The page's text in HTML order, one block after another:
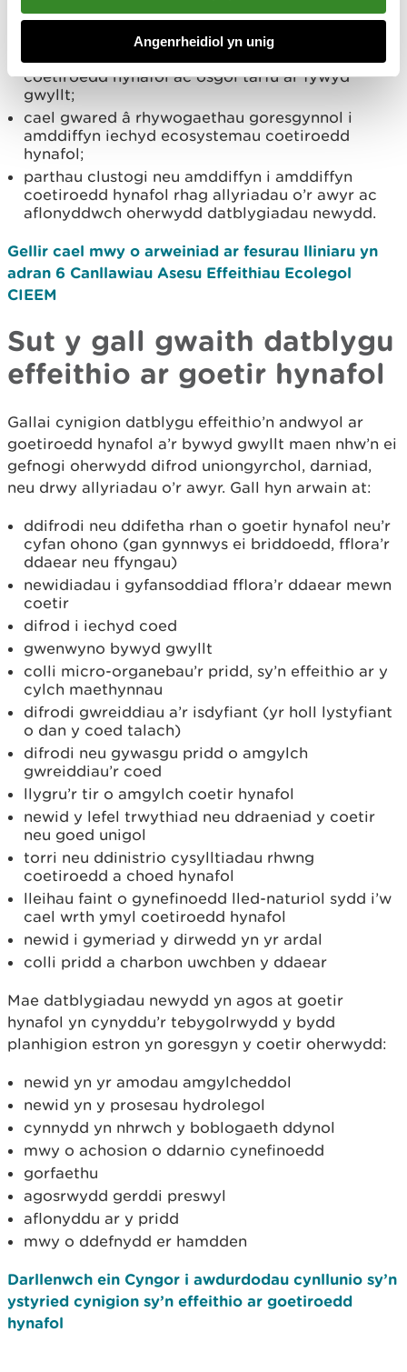
Angenrheidiol yn unig
hynafol yn y dyfodol a’u hamddiffyn drwy
orchymyn gwarchod coed;
newid trywydd llwybrau i osgoi difrod i fflora
coetiroedd hynafol ac osgoi tarfu ar fywyd
gwyllt;
cael gwared â rhywogaethau goresgynnol i
amddiffyn iechyd ecosystemau coetiroedd
hynafol;
parthau clustogi neu amddiffyn i amddiffyn
coetiroedd hynafol rhag allyriadau o’r awyr ac
aflonyddwch oherwydd datblygiadau newydd.
Gellir cael mwy o arweiniad ar fesurau lliniaru yn
adran 6 Canllawiau Asesu Effeithiau Ecolegol
CIEEM
Sut y gall gwaith datblygu
effeithio ar goetir hynafol
Gallai cynigion datblygu effeithio’n andwyol ar
goetiroedd hynafol a’r bywyd gwyllt maen nhw’n ei
gefnogi oherwydd difrod uniongyrchol, darniad,
neu drwy allyriadau o’r awyr. Gall hyn arwain at:
ddifrodi neu ddifetha rhan o goetir hynafol neu’r
cyfan ohono (gan gynnwys ei briddoedd, fflora’r
ddaear neu ffyngau)
newidiadau i gyfansoddiad fflora’r ddaear mewn
coetir
difrod i iechyd coed
gwenwyno bywyd gwyllt
colli micro-organebau’r pridd, sy’n effeithio ar y
cylch maethynnau
difrodi gwreiddiau a’r isdyfiant (yr holl lystyfiant
o dan y coed talach)
difrodi neu gywasgu pridd o amgylch
gwreiddiau’r coed
llygru’r tir o amgylch coetir hynafol
newid y lefel trwythiad neu ddraeniad y coetir
neu goed unigol
torri neu ddinistrio cysylltiadau rhwng
coetiroedd a choed hynafol
lleihau faint o gynefinoedd lled-naturiol sydd i’w
cael wrth ymyl coetiroedd hynafol
newid i gymeriad y dirwedd yn yr ardal
colli pridd a charbon uwchben y ddaear
Mae datblygiadau newydd yn agos at goetir
hynafol yn cynyddu’r tebygolrwydd y bydd
planhigion estron yn goresgyn y coetir oherwydd:
newid yn yr amodau amgylcheddol
newid yn y prosesau hydrolegol
cynnydd yn nhrwch y boblogaeth ddynol
mwy o achosion o ddarnio cynefinoedd
gorfaethu
agosrwydd gerddi preswyl
aflonyddu ar y pridd
mwy o ddefnydd er hamdden
Darllenwch ein Cyngor i awdurdodau cynllunio sy’n
ystyried cynigion sy’n effeithio ar goetiroedd
hynafol